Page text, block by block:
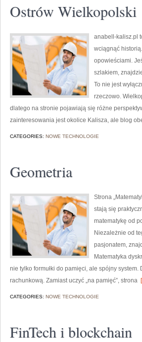
Ostrów Wielkopolski
anabell-kalisz.pl
wciągnąć
opowieściami.
szlakiem,
To nie jest
rzeczowo.
dlatego na stronie pojawiają się różne
zainteresowania jest okolice Kalisza, ale blog
CATEGORIES: NOWE TECHNOLOGIE
Geometria
Strona
stają się
matematykę od
Niezależnie od
pasjonatem,
Matematyka
nie tylko formułki do pamięci, ale spójny
rachunkową. Zamiast uczyć „na pamięć”, strona
CATEGORIES: NOWE TECHNOLOGIE
FinTech i blockchain